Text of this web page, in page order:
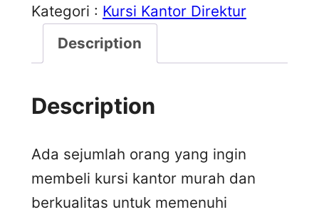
Kategori : Kursi Kantor Direktur
Description
Description
Ada sejumlah orang yang ingin
membeli kursi kantor murah dan
berkualitas untuk memenuhi